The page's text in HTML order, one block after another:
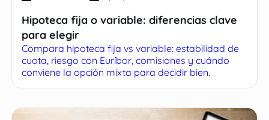
Hipoteca fija o variable: diferencias clave
para elegir
Compara hipoteca fija vs variable: estabilidad de
cuota, riesgo con Euríbor, comisiones y cuándo
conviene la opción mixta para decidir bien.